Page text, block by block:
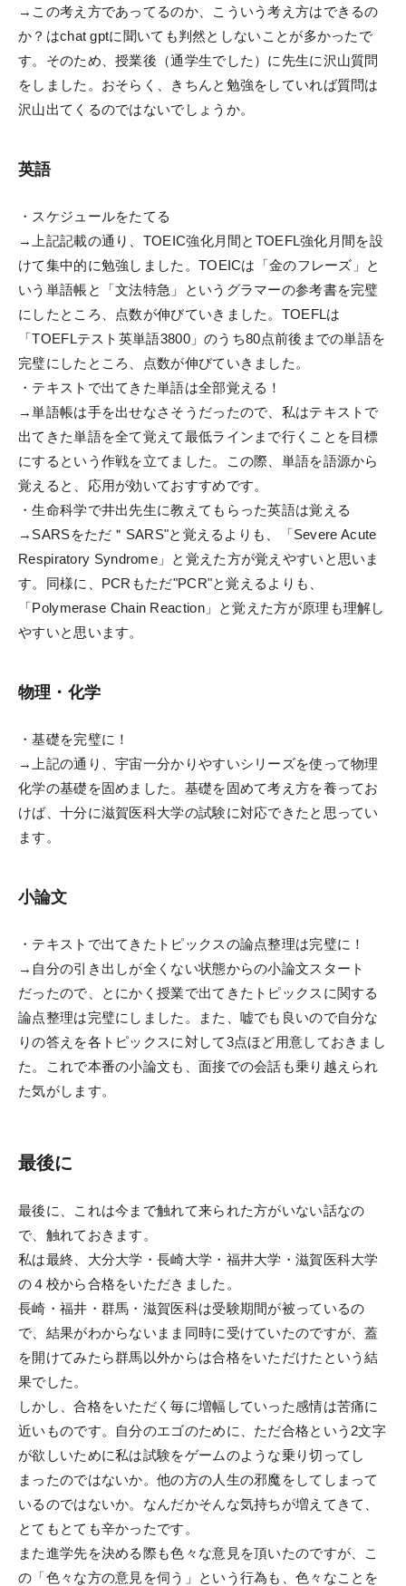
→この考え方であってるのか、こういう考え方はできるの
か？はchat gptに聞いても判然としないことが多かったで
す。そのため、授業後（通学生でした）に先生に沢山質問
をしました。おそらく、きちんと勉強をしていれば質問は
沢山出てくるのではないでしょうか。
英語
・スケジュールをたてる
→上記記載の通り、TOEIC強化月間とTOEFL強化月間を設
けて集中的に勉強しました。TOEICは「金のフレーズ」と
いう単語帳と「文法特急」というグラマーの参考書を完璧
にしたところ、点数が伸びていきました。TOEFLは
「TOEFLテスト英単語3800」のうち80点前後までの単語を
完璧にしたところ、点数が伸びていきました。
・テキストで出てきた単語は全部覚える！
→単語帳は手を出せなさそうだったので、私はテキストで
出てきた単語を全て覚えて最低ラインまで行くことを目標
にするという作戦を立てました。この際、単語を語源から
覚えると、応用が効いておすすめです。
・生命科学で井出先生に教えてもらった英語は覚える
→SARSをただ＂SARS"と覚えるよりも、「Severe Acute
Respiratory Syndrome」と覚えた方が覚えやすいと思いま
す。同様に、PCRもただ"PCR"と覚えるよりも、
「Polymerase Chain Reaction」と覚えた方が原理も理解し
やすいと思います。
物理・化学
・基礎を完璧に！
→上記の通り、宇宙一分かりやすいシリーズを使って物理
化学の基礎を固めました。基礎を固めて考え方を養ってお
けば、十分に滋賀医科大学の試験に対応できたと思ってい
ます。
小論文
・テキストで出てきたトピックスの論点整理は完璧に！
→自分の引き出しが全くない状態からの小論文スタート
だったので、とにかく授業で出てきたトピックスに関する
論点整理は完璧にしました。また、嘘でも良いので自分な
りの答えを各トピックスに対して3点ほど用意しておきまし
た。これで本番の小論文も、面接での会話も乗り越えられ
た気がします。
最後に
最後に、これは今まで触れて来られた方がいない話なの
で、触れておきます。
私は最終、大分大学・長崎大学・福井大学・滋賀医科大学
の４校から合格をいただきました。
長崎・福井・群馬・滋賀医科は受験期間が被っているの
で、結果がわからないまま同時に受けていたのですが、蓋
を開けてみたら群馬以外からは合格をいただけたという結
果でした。
しかし、合格をいただく毎に増幅していった感情は苦痛に
近いものです。自分のエゴのために、ただ合格という2文字
が欲しいために私は試験をゲームのような乗り切ってし
まったのではないか。他の方の人生の邪魔をしてしまって
いるのではないか。なんだかそんな気持ちが増えてきて、
とてもとても辛かったです。
また進学先を決める際も色々な意見を頂いたのですが、こ
の「色々な方の意見を伺う」という行為も、色々なことを